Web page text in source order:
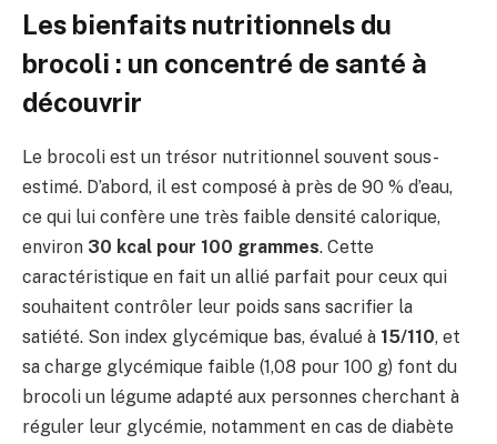
Les bienfaits nutritionnels du
brocoli : un concentré de santé à
découvrir
Le brocoli est un trésor nutritionnel souvent sous-
estimé. D’abord, il est composé à près de 90 % d’eau,
ce qui lui confère une très faible densité calorique,
environ 30 kcal pour 100 grammes. Cette
caractéristique en fait un allié parfait pour ceux qui
souhaitent contrôler leur poids sans sacrifier la
satiété. Son index glycémique bas, évalué à 15/110, et
sa charge glycémique faible (1,08 pour 100 g) font du
brocoli un légume adapté aux personnes cherchant à
réguler leur glycémie, notamment en cas de diabète